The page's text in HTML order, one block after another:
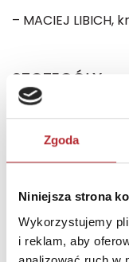
Zgoda
Niniejsza strona
Wykorzystujemy
i reklam, aby
– MACIEJ LIBICH,
SZCZEGÓŁY
Wydawnictwo
Kod EAN
Sprzedaż od
Strony
Rodzaj